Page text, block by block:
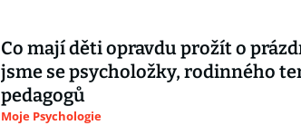
Co mají děti opravdu prožít o
jsme se psycholožky, rodinného
pedagogů
Moje Psychologie